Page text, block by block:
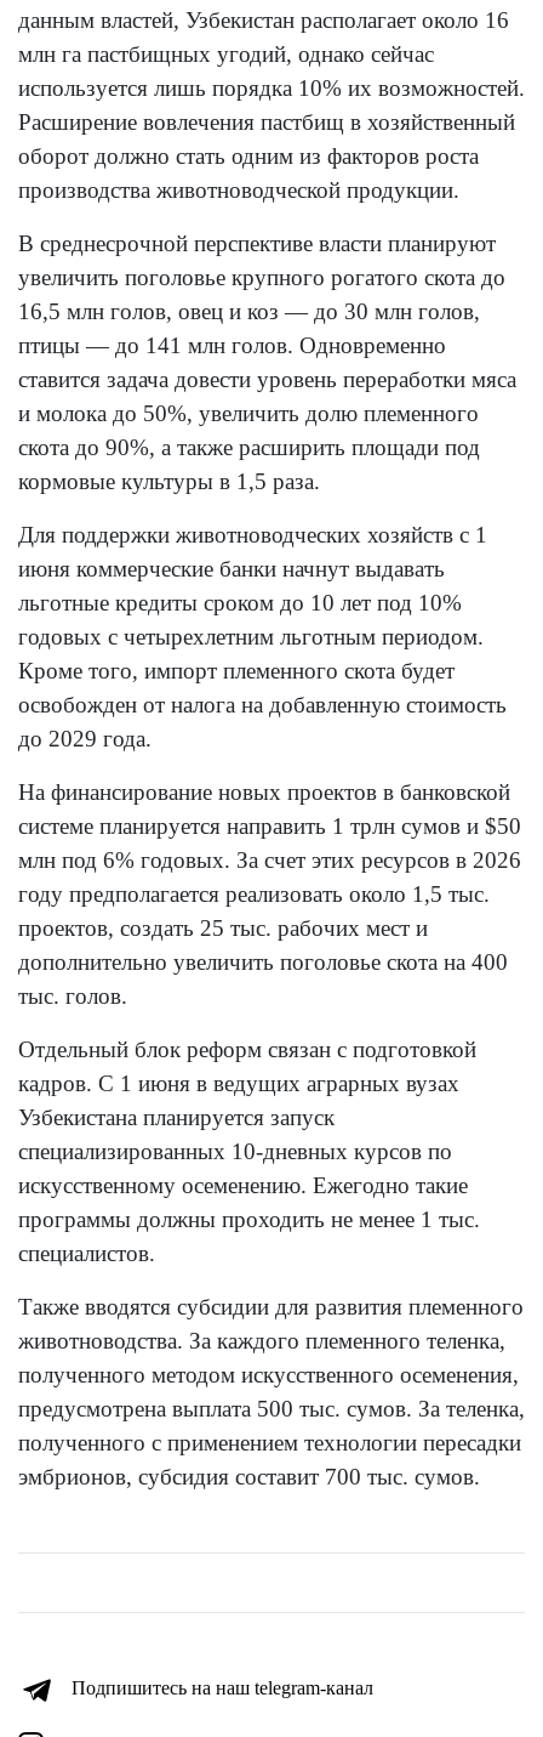
данным властей, Узбекистан располагает около 16
млн га пастбищных угодий, однако сейчас
используется лишь порядка 10% их возможностей.
Расширение вовлечения пастбищ в хозяйственный
оборот должно стать одним из факторов роста
производства животноводческой продукции.
В среднесрочной перспективе власти планируют
увеличить поголовье крупного рогатого скота до
16,5 млн голов, овец и коз — до 30 млн голов,
птицы — до 141 млн голов. Одновременно
ставится задача довести уровень переработки мяса
и молока до 50%, увеличить долю племенного
скота до 90%, а также расширить площади под
кормовые культуры в 1,5 раза.
Для поддержки животноводческих хозяйств с 1
июня коммерческие банки начнут выдавать
льготные кредиты сроком до 10 лет под 10%
годовых с четырехлетним льготным периодом.
Кроме того, импорт племенного скота будет
освобожден от налога на добавленную стоимость
до 2029 года.
На финансирование новых проектов в банковской
системе планируется направить 1 трлн сумов и $50
млн под 6% годовых. За счет этих ресурсов в 2026
году предполагается реализовать около 1,5 тыс.
проектов, создать 25 тыс. рабочих мест и
дополнительно увеличить поголовье скота на 400
тыс. голов.
Отдельный блок реформ связан с подготовкой
кадров. С 1 июня в ведущих аграрных вузах
Узбекистана планируется запуск
специализированных 10-дневных курсов по
искусственному осеменению. Ежегодно такие
программы должны проходить не менее 1 тыс.
специалистов.
Также вводятся субсидии для развития племенного
животноводства. За каждого племенного теленка,
полученного методом искусственного осеменения,
предусмотрена выплата 500 тыс. сумов. За теленка,
полученного с применением технологии пересадки
эмбрионов, субсидия составит 700 тыс. сумов.
Подпишитесь на наш telegram-канал